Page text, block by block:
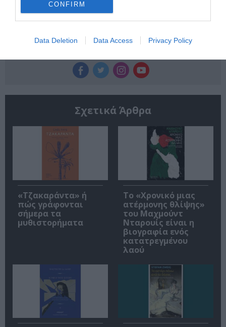
CONFIRM
Data Deletion Data Access Privacy Policy
Σχετικά Άρθρα
«Τζακαράντα» ή
πώς γράφονται
σήμερα τα
μυθιστορήματα
Το «Χρονικό μιας
ατέρμονης θλίψης»
του Μαχμούντ
Νταρουίς είναι η
βιογραφία ενός
κατατρεγμένου
λαού